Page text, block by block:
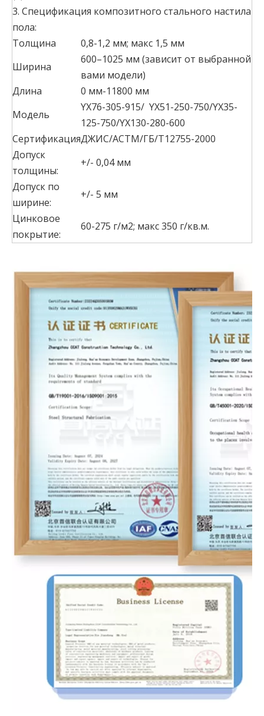
3. Спецификация композитного стального настила
пола:
Толщина
0,8-1,2 мм; макс 1,5 мм
Ширина
600–1025 мм (зависит от выбранной
вами модели)
Длина
0 мм-11800 мм
Модель
YX76-305-915/ YX51-250-750/YX35-
125-750/YX130-280-600
СертификацияДЖИС/АСТМ/ГБ/Т12755-2000
Допуск
толщины:
+/- 0,04 мм
Допуск по
ширине:
+/- 5 мм
Цинковое
покрытие:
60-275 г/м2; макс 350 г/кв.м.